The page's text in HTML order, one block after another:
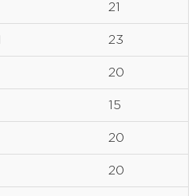
21
23
20
15
20
20